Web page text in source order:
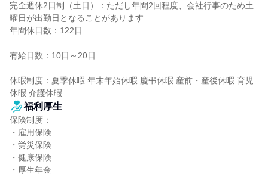
完全週休2日制（土日）：ただし年間2回程度、会社行事のため土
曜日が出勤日となることがあります
年間休日数：122日
有給日数：10日～20日
休暇制度：夏季休暇 年末年始休暇 慶弔休暇 産前・産後休暇 育児
休暇 介護休暇
福利厚生
保険制度：
・雇用保険
・労災保険
・健康保険
・厚生年金